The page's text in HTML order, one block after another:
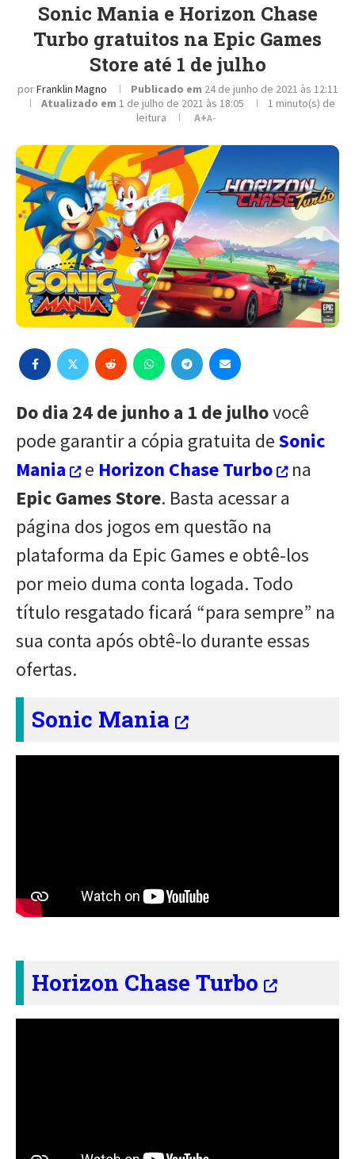
Sonic Mania e Horizon Chase
Turbo gratuitos na Epic Games
Store até 1 de julho
porFranklin Magno Publicado em 24 de junho de 2021 às 12:11
Atualizado em 1 de julho de 2021 às 18:05
1 minuto(s) de
leitura
A+A-
Do dia 24 de junho a 1 de julhovocê
pode garantir a cópia gratuita deSonic
Mania
e Horizon Chase Turbo
na
Epic Games Store. Basta acessar a
página dos jogos em questão na
plataforma da Epic Games e obtê-los
por meio duma conta logada. Todo
título resgatado ficará “para sempre” na
sua conta após obtê-lo durante essas
ofertas.
Sonic Mania
Horizon Chase Turbo